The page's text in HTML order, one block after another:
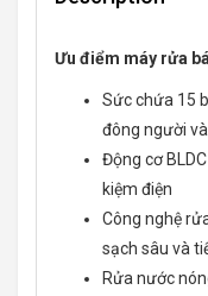
Ưu điểm máy rửa
Sức chứa 15
đông người
Động cơ
kiệm điện
Công nghệ
sạch sâu và
Rửa nước